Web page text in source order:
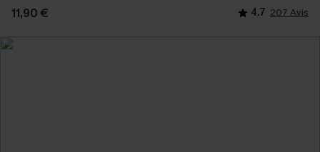
11,90 € 4.7 207 Avis